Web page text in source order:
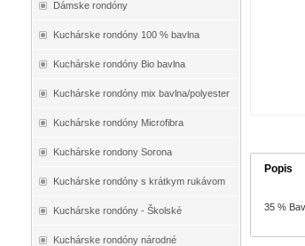
Dámske rondóny
Kuchárske rondóny 100 % bavlna
Kuchárske rondóny Bio bavlna
Kuchárske rondóny mix bavlna/polyester
Kuchárske rondóny Microfibra
Kuchárske rondony Sorona
Kuchárske rondóny s krátkym rukávom
Kuchárske rondóny - Školské
Kuchárske rondóny národné
Popis
35 %